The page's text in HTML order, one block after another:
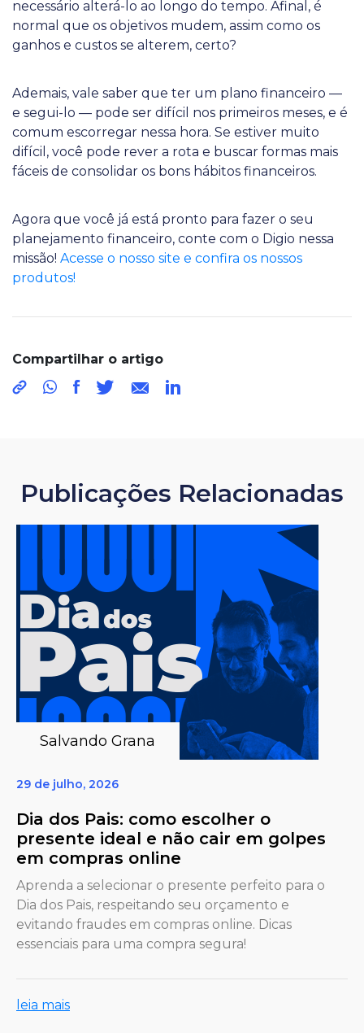
necessário alterá-lo ao longo do tempo. Afinal, é
normal que os objetivos mudem, assim como os
ganhos e custos se alterem, certo?
Ademais, vale saber que ter um plano financeiro —
e segui-lo — pode ser difícil nos primeiros meses, e é
comum escorregar nessa hora. Se estiver muito
difícil, você pode rever a rota e buscar formas mais
fáceis de consolidar os bons hábitos financeiros.
Agora que você já está pronto para fazer o seu
planejamento financeiro, conte com o Digio nessa
missão! Acesse o nosso site e confira os nossos
produtos!
Compartilhar o artigo
Publicações Relacionadas
Salvando Grana
29 de julho, 2026
Dia dos Pais: como escolher o
presente ideal e não cair em golpes
em compras online
Aprenda a selecionar o presente perfeito para o
Dia dos Pais, respeitando seu orçamento e
evitando fraudes em compras online. Dicas
essenciais para uma compra segura!
leia mais